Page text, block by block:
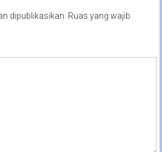
dipublikasikan. Ruas yang wajib